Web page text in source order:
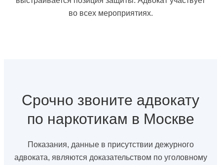
во всех мероприятиях.
Срочно звоните адвокату
по наркотикам в Москве
Показания, данные в присутствии дежурного
адвоката, являются доказательством по уголовному